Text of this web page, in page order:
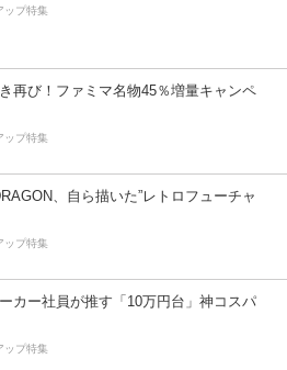
ップ特集
再び！ファミマ名物45％増量キャンペ
ップ特集
、自ら描いた”レトロフューチャ
ップ特集
ーカー社員が推す「10万円台」神コスパ
ップ特集